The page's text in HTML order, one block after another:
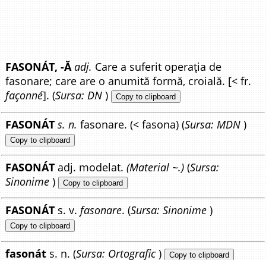
FASONÁT, -Ă adj. Care a suferit operația de
fasonare; care are o anumită formă, croială. [< fr.
façonné]. (Sursa: DN ) Copy to clipboard
FASONÁT s. n. fasonare. (< fasona) (Sursa: MDN )
Copy to clipboard
FASONÁT adj. modelat.(Material ~.) (Sursa:
Sinonime ) Copy to clipboard
FASONÁT s. v.fasonare. (Sursa: Sinonime )
Copy to clipboard
fasonát s. n. (Sursa: Ortografic ) Copy to clipboard